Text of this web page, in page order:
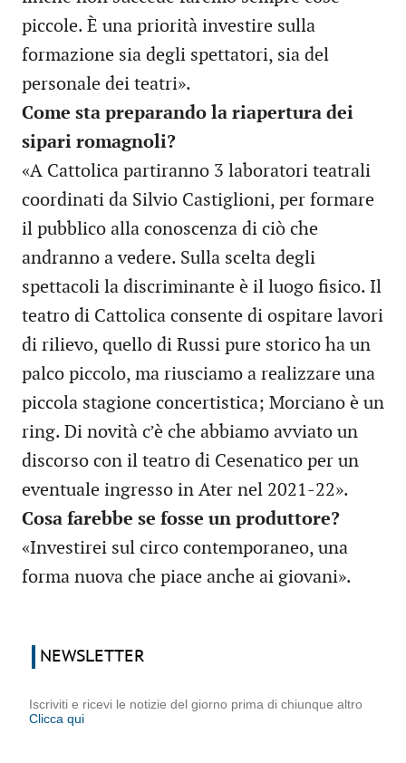
piccole. È una priorità investire sulla
formazione sia degli spettatori, sia del
personale dei teatri».
Come sta preparando la riapertura dei
sipari romagnoli?
«A Cattolica partiranno 3 laboratori teatrali
coordinati da Silvio Castiglioni, per formare
il pubblico alla conoscenza di ciò che
andranno a vedere. Sulla scelta degli
spettacoli la discriminante è il luogo fisico. Il
teatro di Cattolica consente di ospitare lavori
di rilievo, quello di Russi pure storico ha un
palco piccolo, ma riusciamo a realizzare una
piccola stagione concertistica; Morciano è un
ring. Di novità c’è che abbiamo avviato un
discorso con il teatro di Cesenatico per un
eventuale ingresso in Ater nel 2021-22».
Cosa farebbe se fosse un produttore?
«Investirei sul circo contemporaneo, una
forma nuova che piace anche ai giovani».
NEWSLETTER
Iscriviti e ricevi le notizie del giorno prima di chiunque altro
Clicca qui